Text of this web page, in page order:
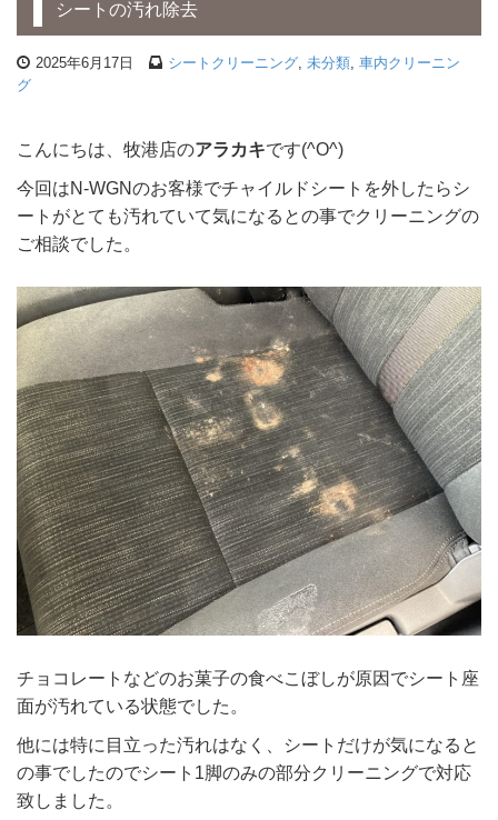
シートの汚れ除去
2025年6月17日 シートクリーニング, 未分類, 車内クリーニン
グ
こんにちは、牧港店のアラカキです(^O^)
今回はN-WGNのお客様でチャイルドシートを外したらシ
ートがとても汚れていて気になるとの事でクリーニングの
ご相談でした。
チョコレートなどのお菓子の食べこぼしが原因でシート座
面が汚れている状態でした。
他には特に目立った汚れはなく、シートだけが気になると
の事でしたのでシート1脚のみの部分クリーニングで対応
致しました。